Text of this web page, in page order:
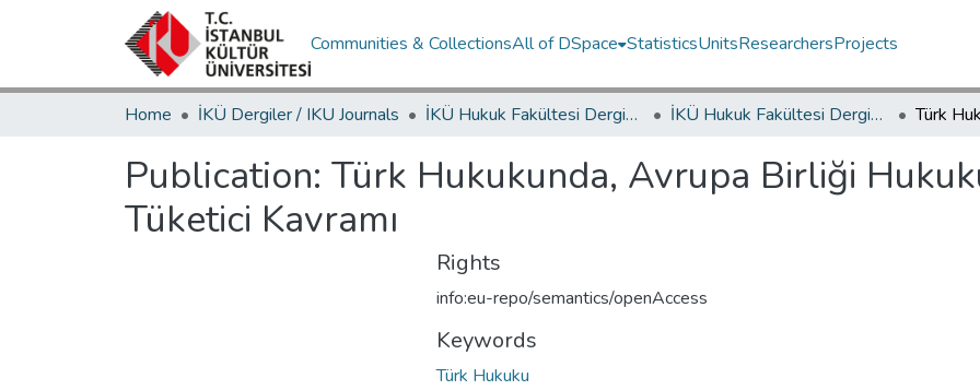
Communities & CollectionsAll of DSpace StatisticsUnitsResearchersProjects
Home İKÜ Dergiler / IKU Journals İKÜ Hukuk Fakültesi Dergisi / Journal of Istanbul Kultur University Faculty of Law İKÜ Hukuk Fakültesi Dergisi Cilt 3, Sayı 1-2, (2004) Makale Koleksiyonu
Publication: Türk Hukukunda, Avrupa Birliği
Tüketici Kavramı
Rights
info:eu-repo/semantics/openAccess
Keywords
Türk Hukuku